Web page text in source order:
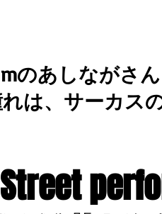
のあしながさ
は、サーカス
treet